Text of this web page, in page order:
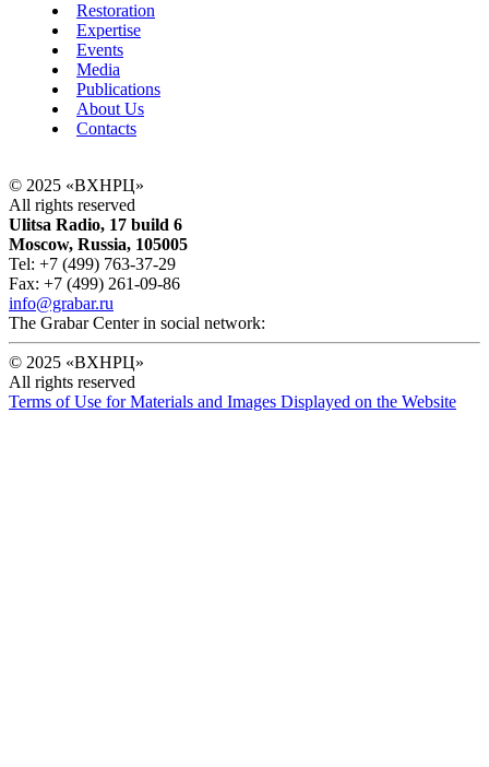
Restoration
Expertise
Events
Media
Publications
About Us
Contacts
© 2025 «ВХНРЦ»
All rights reserved
Ulitsa Radio, 17 build 6
Moscow, Russia, 105005
Tel: +7 (499) 763-37-29
Fax: +7 (499) 261-09-86
info@grabar.ru
The Grabar Center in social network:
© 2025 «ВХНРЦ»
All rights reserved
Terms of Use for Materials and Images Displayed on the Website